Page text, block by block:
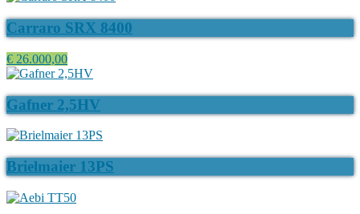
Carraro SRX 8400
€ 26.000,00
Gafner 2,5HV
Brielmaier 13PS